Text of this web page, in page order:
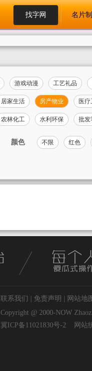
找字网 名片
游戏动漫 工艺礼品
居家生活 房产物业 医
农林化工 水利环保 批发
颜色 不限 红色
联系我们 免责声明
网站地
Copyright @ 2000-NOW
冀ICP备11021830号-2
网站